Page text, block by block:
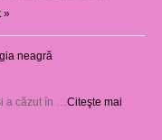
»
neagră
a căzut în …Citeşte mai